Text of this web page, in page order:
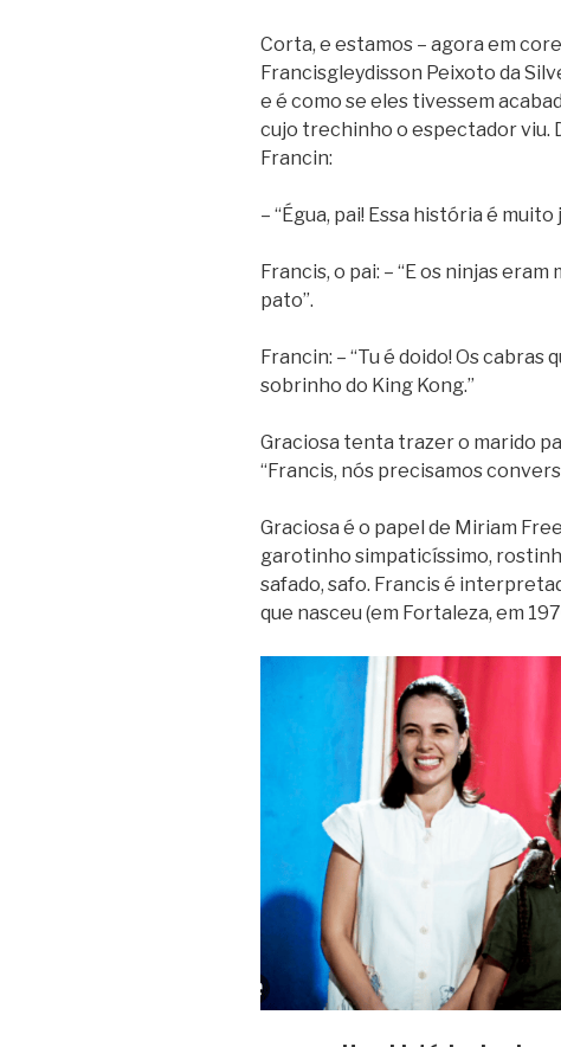
Corta, e estamos – agora em
Francisgleydisson Peixoto da
e é como se eles tivessem
cujo trechinho o espectador viu.
Francin:
– “Égua, pai! Essa história é muito
Francis, o pai: – “E os ninjas
pato”.
Francin: – “Tu é doido! Os
sobrinho do King Kong.”
Graciosa tenta trazer o marido
“Francis, nós precisamos
Graciosa é o papel de Miriam
garotinho simpaticíssimo,
safado, safo. Francis é
que nasceu (em Fortaleza, em